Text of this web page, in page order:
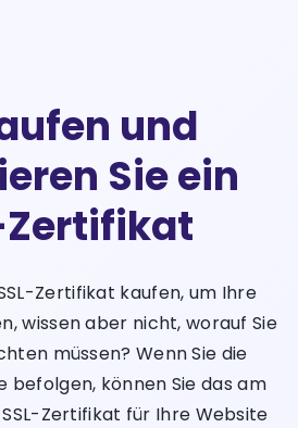
und
Sie ein
Zertifikat
Zertifikat kaufen, um Ihre
wissen aber nicht, worauf Sie
müssen? Wenn Sie die
befolgen, können Sie das am
Zertifikat für Ihre Website